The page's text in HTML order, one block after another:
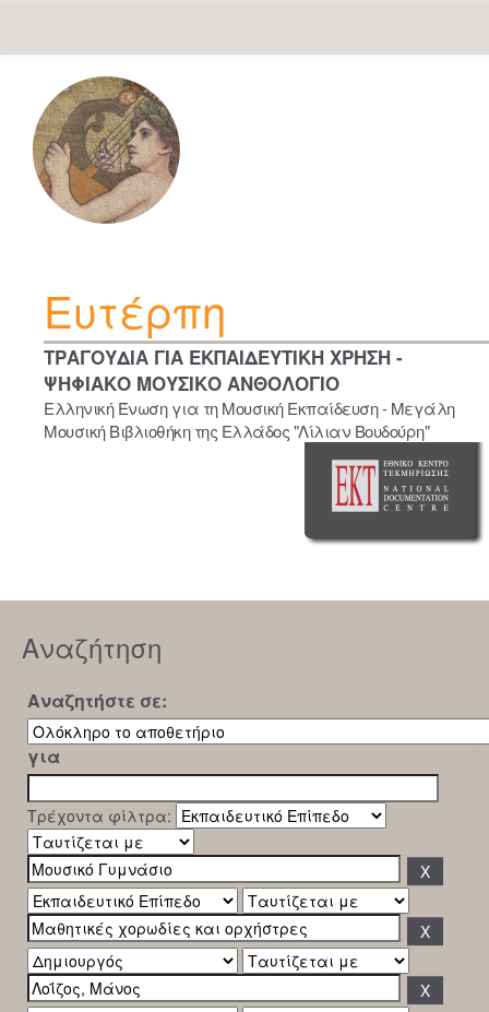
navigation
Ευτέρπη
ΤΡΑΓΟΥΔΙΑ ΓΙΑ ΕΚΠΑΙΔΕΥΤΙΚΗ ΧΡΗΣΗ -
ΨΗΦΙΑΚΟ ΜΟΥΣΙΚΟ ΑΝΘΟΛΟΓΙΟ
Ελληνική Ένωση για τη Μουσική Εκπαίδευση - Μεγάλη
Μουσική Βιβλιοθήκη της Ελλάδος "Λίλιαν Βουδούρη"
Αναζήτηση
Αναζητήστε σε:
για
Τρέχοντα φίλτρα: